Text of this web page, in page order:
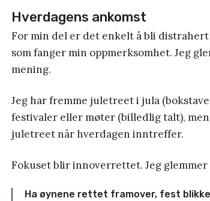
Hverdagens ankomst
For min del er det enkelt å bli
som fanger min oppmerksomhet. Jeg
mening.
Jeg har fremme juletreet i jula
festivaler eller møter (billedlig talt),
juletreet når hverdagen inntreffer.
Fokuset blir innoverrettet. Jeg
Ha øynene rettet framover, fest